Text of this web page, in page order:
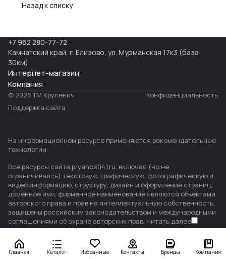
Назад к списку
Главная Каталог Избранные Контакты Бренды Компания
+7 962 280-77-72
Камчатский край, г. Елизово, ул. Мурманская 17к3 (база
30км)
Интернет-магазин
Компания
© 2026 ТМ Крупенич
Конфиденциальность
Поддержка сайта
На информационном ресурсе применяются рекомендательные
технологии.
Все ресурсы сайта pryanosti41.ru, включая (но не
ограничиваясь) текстовую, графическую, фотографическую и
видео информацию, структуру, дизайн и оформление страниц,
доменное имя, фирменное наименование являются объектами
авторского права и прав на интеллектуальную собственность,
защищены российским законодательством и международными
соглашениями об охране авторских прав. Читать далее